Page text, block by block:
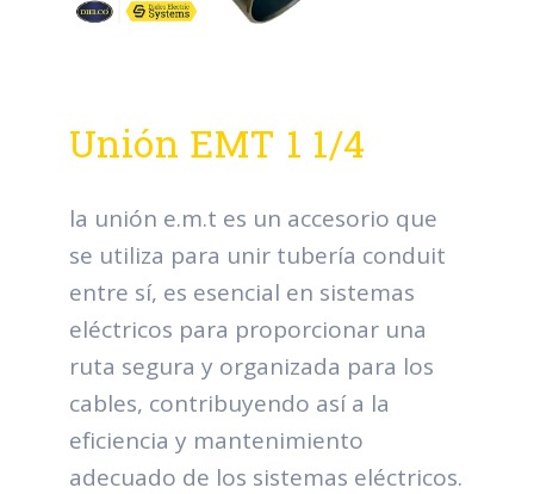
Unión EMT 1 1/4
la unión e.m.t es un accesorio que
se utiliza para unir tubería conduit
entre sí, es esencial en sistemas
eléctricos para proporcionar una
ruta segura y organizada para los
cables, contribuyendo así a la
eficiencia y mantenimiento
adecuado de los sistemas eléctricos.